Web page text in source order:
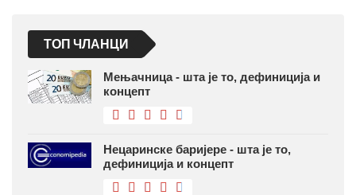
ТОП ЧЛАНЦИ
Мењачница - шта је то, дефиниција и
концепт
Нецаринске баријере - шта је то,
дефиниција и концепт